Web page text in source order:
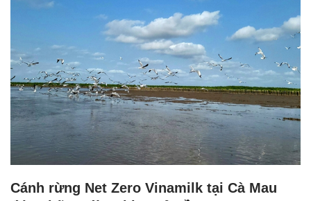
Cánh rừng Net Zero Vinamilk tại Cà Mau